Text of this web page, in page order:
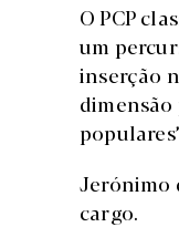
O PCP
um
inserção
Jerónimo
cargo.